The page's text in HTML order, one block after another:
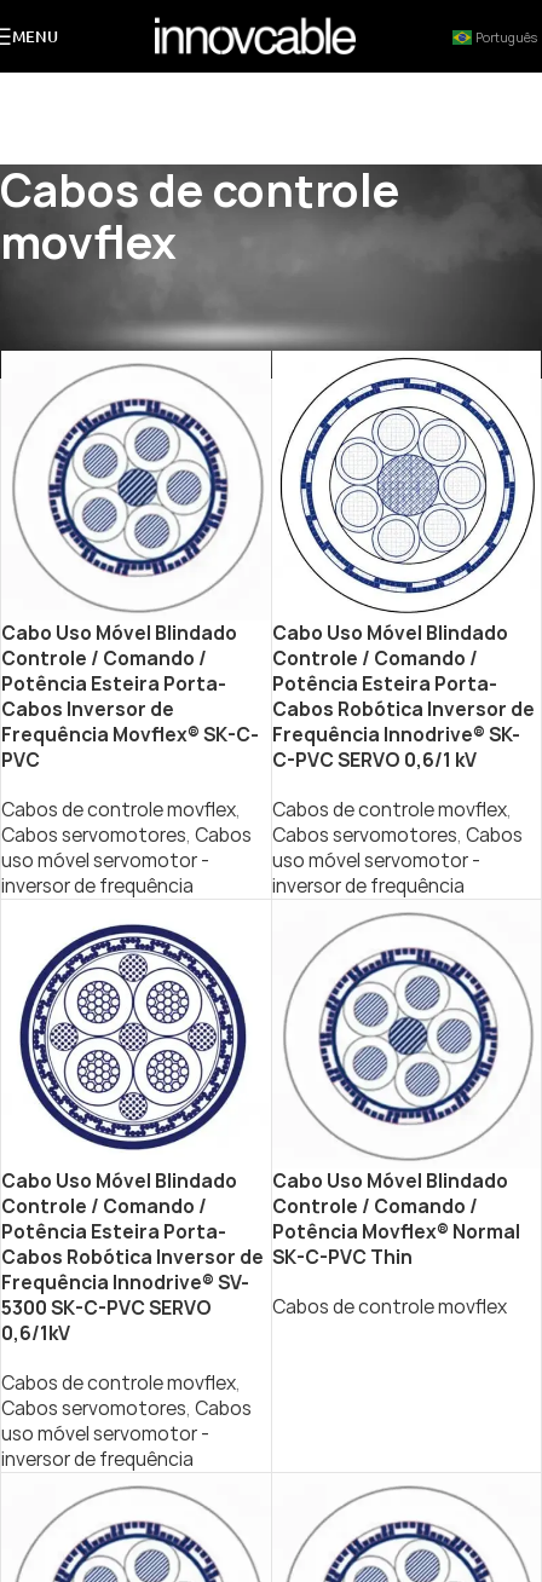
MENU Português
Cabos de controle
movflex
Cabo Uso Móvel Blindado
Controle / Comando /
Potência Esteira Porta-
Cabos Inversor de
Frequência Movflex® SK-C-
PVC
Cabos de controle movflex,
Cabos servomotores, Cabos
uso móvel servomotor -
inversor de frequência
Cabo Uso Móvel Blindado
Controle / Comando /
Potência Esteira Porta-
Cabos Robótica Inversor de
Frequência Innodrive® SK-
C-PVC SERVO 0,6/1 kV
Cabos de controle movflex,
Cabos servomotores, Cabos
uso móvel servomotor -
inversor de frequência
Cabo Uso Móvel Blindado
Controle / Comando /
Potência Esteira Porta-
Cabos Robótica Inversor de
Frequência Innodrive® SV-
5300 SK-C-PVC SERVO
0,6/1kV
Cabos de controle movflex,
Cabos servomotores, Cabos
uso móvel servomotor -
inversor de frequência
Cabo Uso Móvel Blindado
Controle / Comando /
Potência Movflex® Normal
SK-C-PVC Thin
Cabos de controle movflex